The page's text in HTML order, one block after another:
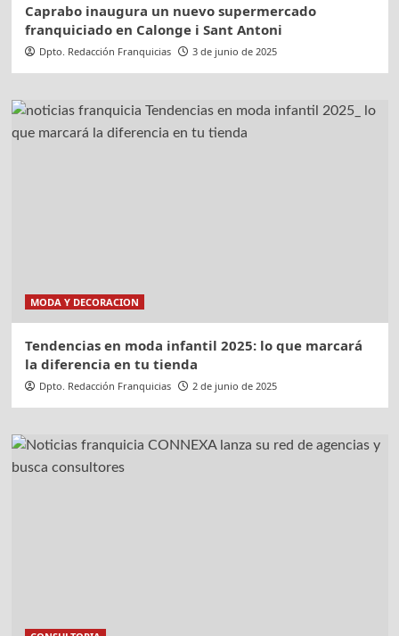
Caprabo inaugura un nuevo supermercado
franquiciado en Calonge i Sant Antoni
Dpto. Redacción Franquicias 3 de junio de 2025
MODA Y DECORACION
Tendencias en moda infantil 2025: lo que marcará
la diferencia en tu tienda
Dpto. Redacción Franquicias 2 de junio de 2025